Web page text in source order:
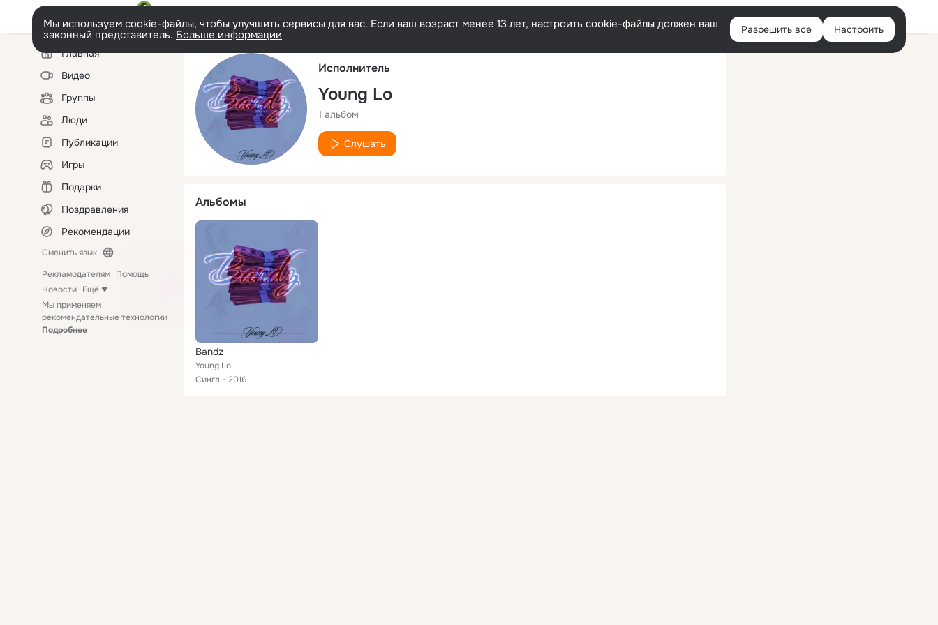
Русский Войти
Мы используем cookie-файлы, чтобы улучшить сервисы для вас. Если ваш возраст менее 13 лет, настроить cookie-файлы должен ваш
законный представитель. Больше информации Разрешить все Настроить
Левая
колонкаГлавная
Видео
Группы
Люди
Публикации
Игры
Подарки
Поздравления
Рекомендации
Сменить язык
Рекламодателям Помощь
Новости Ещё
Мы применяем
рекомендательные технологии
Подробнее
Исполнитель
Young Lo
1 альбом
Слушать
Альбомы
Bandz
Young Lo
Сингл
2016